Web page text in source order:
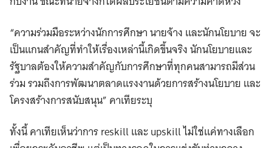
“ความร่วมมือระหว่างนักการศึกษา นายจ้าง และนักนโยบาย จะ
เป็นแกนสำคัญที่ทำให้เรื่องเหล่านี้เกิดขึ้นจริง นักนโยบายและ
รัฐบาลต้องให้ความสำคัญกับการศึกษาที่ทุกคนสามารถมีส่วน
ร่วม รวมถึงการพัฒนาตลาดแรงงานด้วยการสร้างนโยบาย และ
โครงสร้างการสนับสนุน” คาเทียระบุ
ทั้งนี้ คาเทียเห็นว่าการ reskill และ upskill ไม่ใช่แค่ทางเลือก